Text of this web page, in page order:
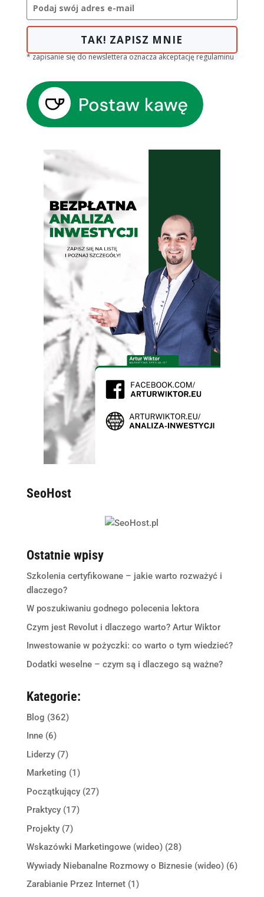
TAK! ZAPISZ MNIE
* zapisanie się do newslettera oznacza akceptację regulaminu
SeoHost
Ostatnie wpisy
Szkolenia certyfikowane – jakie warto rozważyć i
dlaczego?
W poszukiwaniu godnego polecenia lektora
Czym jest Revolut i dlaczego warto? Artur Wiktor
Inwestowanie w pożyczki: co warto o tym wiedzieć?
Dodatki weselne – czym są i dlaczego są ważne?
Kategorie:
Blog (362)
Inne(6)
Liderzy(7)
Marketing (1)
Początkujący(27)
Praktycy(17)
Projekty(7)
Wskazówki Marketingowe (wideo)(28)
Wywiady Niebanalne Rozmowy o Biznesie (wideo)(6)
Zarabianie Przez Internet(1)